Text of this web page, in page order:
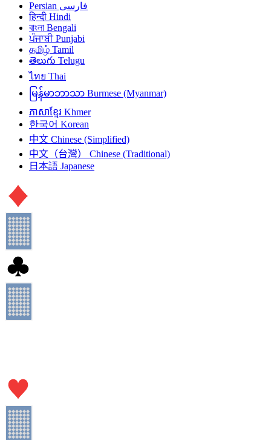
فارسی Persian
हिन्दी Hindi
বাংলা Bengali
ਪੰਜਾਬੀ Punjabi
தமிழ் Tamil
తెలుగు Telugu
ไทย Thai
မြန်မာဘာသာ Burmese (Myanmar)
ភាសាខ្មែរ Khmer
한국어 Korean
中文 Chinese (Simplified)
中文（台灣）
Chinese (Traditional)
日本語 Japanese